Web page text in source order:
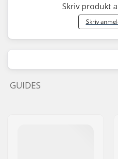
Skriv produkt
Skriv
GUIDES